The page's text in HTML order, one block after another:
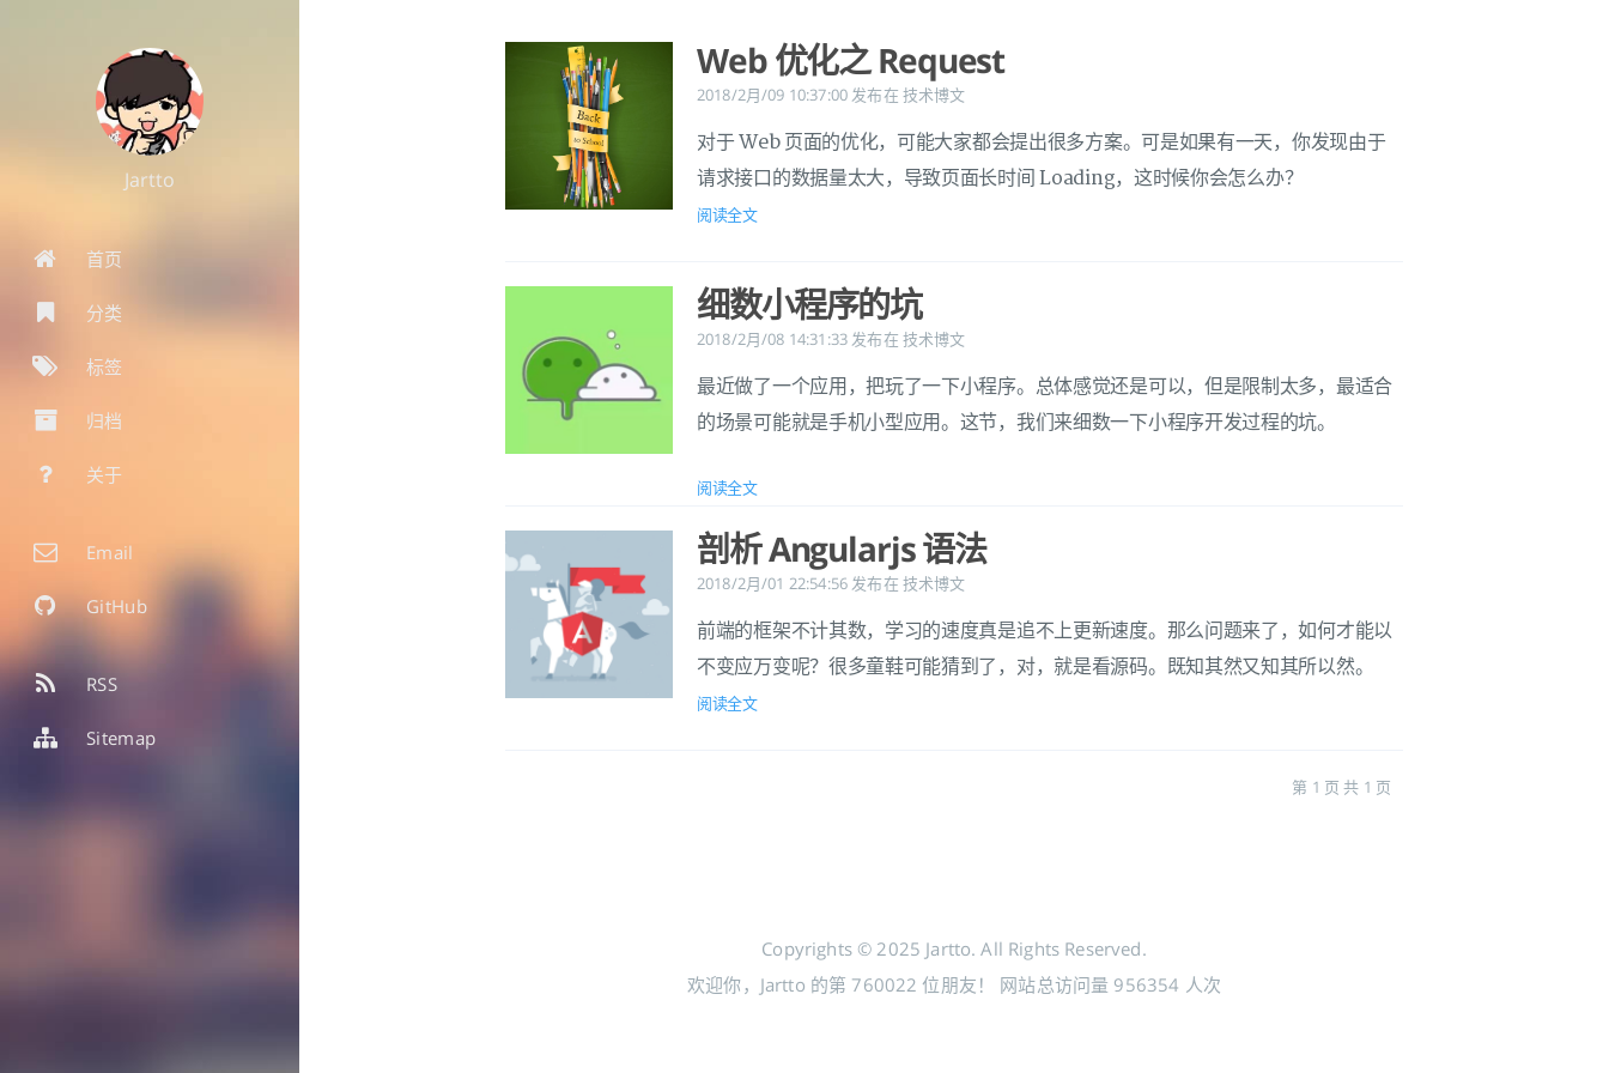
Jartto
首页
分类
标签
归档
关于
Email
GitHub
RSS
Sitemap
Web 优化之 Request
2018/2月/09 10:37:00 发布在 技术博文
对于 Web 页面的优化，可能大家都会提出很多方案。可是如果有一天，你发现由于
请求接口的数据量太大，导致页面长时间 Loading，这时候你会怎么办？
阅读全文
细数小程序的坑
2018/2月/08 14:31:33 发布在 技术博文
最近做了一个应用，把玩了一下小程序。总体感觉还是可以，但是限制太多，最适合
的场景可能就是手机小型应用。这节，我们来细数一下小程序开发过程的坑。
阅读全文
剖析 Angularjs 语法
2018/2月/01 22:54:56 发布在 技术博文
前端的框架不计其数，学习的速度真是追不上更新速度。那么问题来了，如何才能以
不变应万变呢？很多童鞋可能猜到了，对，就是看源码。既知其然又知其所以然。
阅读全文
第 1 页 共 1 页
Copyrights © 2025 Jartto. All Rights Reserved.
欢迎你，Jartto 的第 760022 位朋友！ 网站总访问量 956354 人次